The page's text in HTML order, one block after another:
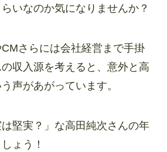
いなのか気になりませんか？
さらには会社経営まで手掛
収入源を考えると、意外と高
声があがっています。
は堅実？」な高田純次さんの年
ょう！